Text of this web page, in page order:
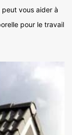
vous aider à
pour le travail